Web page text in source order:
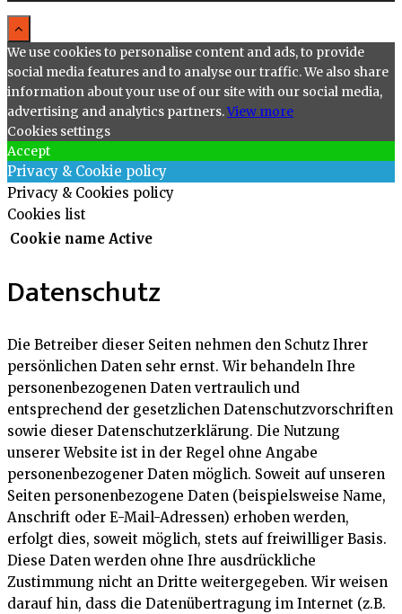
We use cookies to personalise content and ads, to provide
social media features and to analyse our traffic. We also share
information about your use of our site with our social media,
advertising and analytics partners.View more
Cookies settings
Accept
Privacy & Cookie policy
Privacy & Cookies policy
Cookies list
Cookie name Active
Datenschutz
Die Betreiber dieser Seiten nehmen den Schutz Ihrer
persönlichen Daten sehr ernst. Wir behandeln Ihre
personenbezogenen Daten vertraulich und
entsprechend der gesetzlichen Datenschutzvorschriften
sowie dieser Datenschutzerklärung. Die Nutzung
unserer Website ist in der Regel ohne Angabe
personenbezogener Daten möglich. Soweit auf unseren
Seiten personenbezogene Daten (beispielsweise Name,
Anschrift oder E-Mail-Adressen) erhoben werden,
erfolgt dies, soweit möglich, stets auf freiwilliger Basis.
Diese Daten werden ohne Ihre ausdrückliche
Zustimmung nicht an Dritte weitergegeben. Wir weisen
darauf hin, dass die Datenübertragung im Internet (z.B.